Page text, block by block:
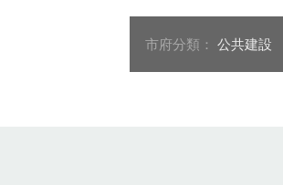
市府分類： 公共建設